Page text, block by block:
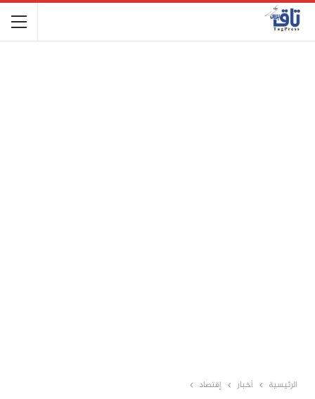
الرئيسية أخبار إقتصاد